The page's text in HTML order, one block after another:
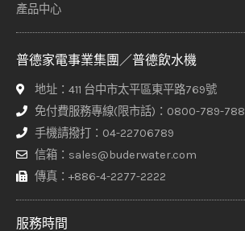
產品中心
普德家電事業集團／普德飲水機
地址：411 台中市太平區東平路769號
免付費服務專線(限市話)：0800-789-788
手機請撥打：04-22706789
信箱：sales@buderwater.com
傳真：+886-4-2277-2222
服務時間